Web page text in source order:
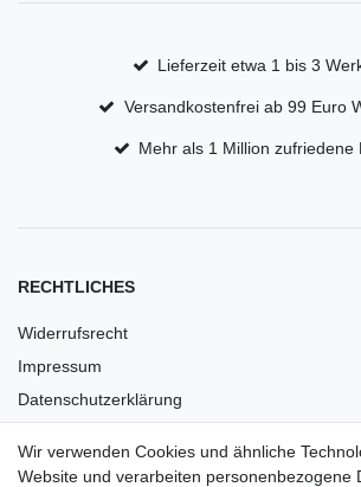
Lieferzeit etwa 1 bis 3
Versandkostenfrei ab 99 Euro
Mehr als 1 Million zufriedene
RECHTLICHES
Widerrufsrecht
Impressum
Datenschutzerklärung
Versandkosten
Wir verwenden Cookies und ähnliche
Website und verarbeiten personenbezogene